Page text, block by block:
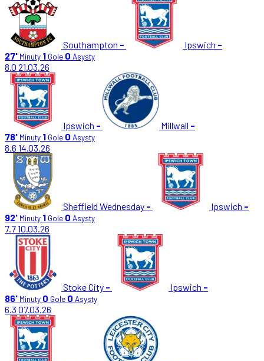
Southampton - Ipswich -
27' Minuty 1 Gole 0 Asysty
8.0 21.03.26
Ipswich - Millwall -
78' Minuty 1 Gole 0 Asysty
8.6 14.03.26
Sheffield Wednesday - Ipswich -
92' Minuty 1 Gole 0 Asysty
7.710.03.26
Stoke City - Ipswich -
86' Minuty 0 Gole 0 Asysty
6.3 07.03.26